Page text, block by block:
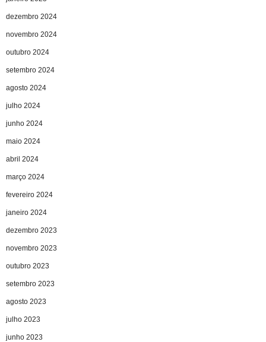
dezembro 2024
novembro 2024
outubro 2024
setembro 2024
agosto 2024
julho 2024
junho 2024
maio 2024
abril 2024
março 2024
fevereiro 2024
janeiro 2024
dezembro 2023
novembro 2023
outubro 2023
setembro 2023
agosto 2023
julho 2023
junho 2023